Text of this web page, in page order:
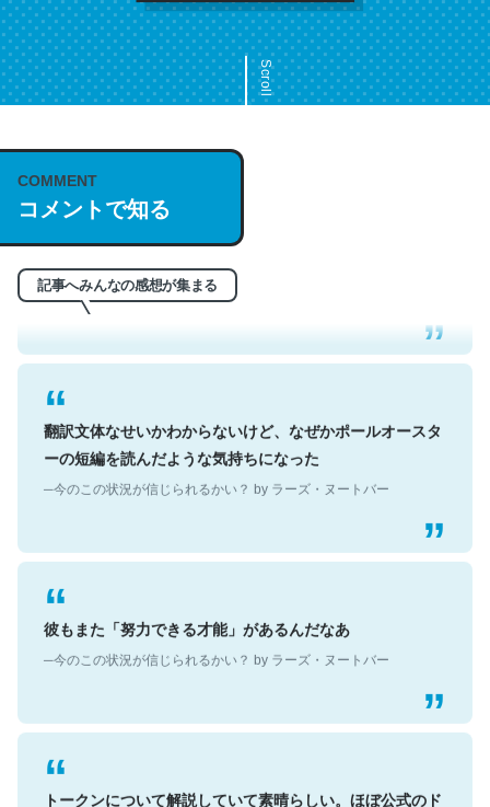
Scroll
COMMENT
コメントで知る
記事へみんなの感想が集まる
これは名文。彼はとてもクレバーなんだろうなと凄く思
う。英語少しでも読める人は原文もお勧め。自分はこの流
れ好き。Let’s Fucking Go. Then Covid hit. Shit.
─今のこの状況が信じられるかい？ by ラーズ・ヌートバー
翻訳文体なせいかわからないけど、なぜかポールオースタ
ーの短編を読んだような気持ちになった
彼もまた「努力できる才能」があるんだなあ
トークンについて解説していて素晴らしい。ほぼ公式のド